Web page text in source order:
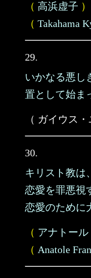
（ 高浜虚子 ）
（ Takahama
29.
いかなる悪し
置として始ま
（ ガイウス
30.
キリスト教は、
恋愛を罪悪視
恋愛のために
（ アナトー
（ Anatole